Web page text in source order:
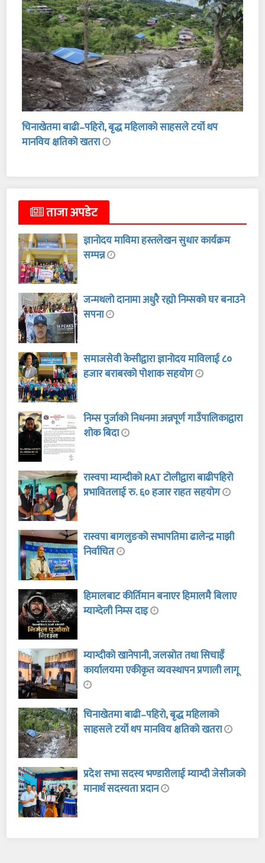
चिनाखेतमा बाढी–पहिरो, बृद्ध महिलाको साहसले टर्यो थप
मानविय क्षतिको खतरा
ताजा अपडेट
ज्ञानोदय माविमा हस्तलेखन सुधार कार्यक्रम
सम्पन्न
जन्मथलो दानामा अधुरै रह्यो निम्सको घर बनाउने
सपना
समाजसेवी केसीद्वारा ज्ञानोदय माविलाई ८०
हजार बराबरको पोशाक सहयोग
निम्स पुर्जाको निधनमा अन्नपूर्ण गाउँपालिकाद्वारा
शोक बिदा
रास्वपा म्याग्दीको RAT टोलीद्वारा बाढीपहिरो
प्रभावितलाई रु. ६० हजार राहत सहयोग
रास्वपा बागलुङको सभापतिमा ढालेन्द्र माझी
निर्वाचित
हिमालबाट कीर्तिमान बनाएर हिमालमै बिलाए
म्याग्देली निम्स दाइ
म्याग्दीको खानेपानी, जलस्रोत तथा सिचाइँ
कार्यालयमा एकीकृत व्यवस्थापन प्रणाली लागू
चिनाखेतमा बाढी–पहिरो, बृद्ध महिलाको
साहसले टर्यो थप मानविय क्षतिको खतरा
प्रदेश सभा सदस्य भण्डारीलाई म्याग्दी जेसीजको
मानार्थ सदस्यता प्रदान